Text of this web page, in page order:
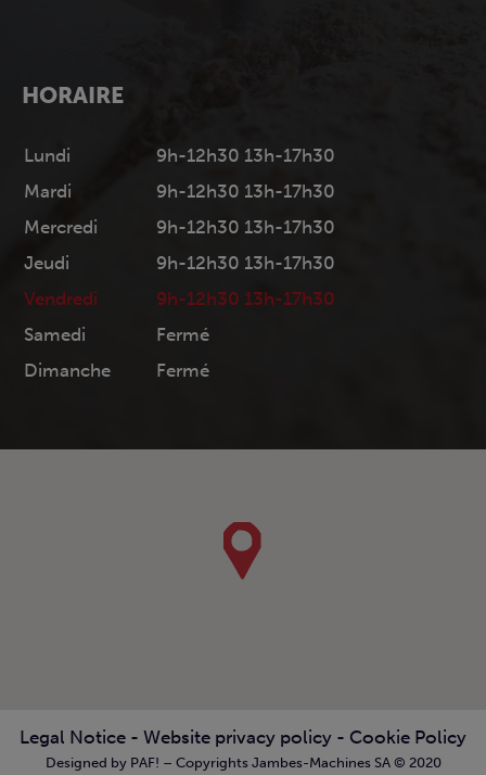
HORAIRE
Lundi
9h-12h30 13h-17h30
Mardi
9h-12h30 13h-17h30
Mercredi
9h-12h30 13h-17h30
Jeudi
9h-12h30 13h-17h30
Vendredi
9h-12h30 13h-17h30
Samedi
Fermé
Dimanche
Fermé
Legal Notice - Website privacy policy - Cookie Policy
Designed by PAF! – Copyrights Jambes-Machines SA © 2020